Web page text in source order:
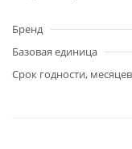
Бренд
Базовая единица
Срок годности, месяцев